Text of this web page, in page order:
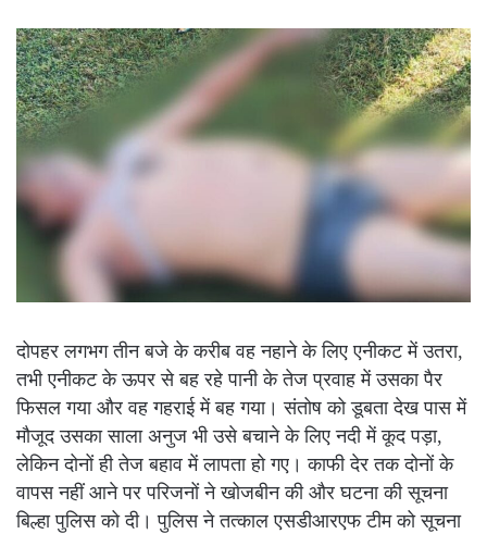
दोपहर लगभग तीन बजे के करीब वह नहाने के लिए एनीकट में उतरा,
तभी एनीकट के ऊपर से बह रहे पानी के तेज प्रवाह में उसका पैर
फिसल गया और वह गहराई में बह गया। संतोष को डूबता देख पास में
मौजूद उसका साला अनुज भी उसे बचाने के लिए नदी में कूद पड़ा,
लेकिन दोनों ही तेज बहाव में लापता हो गए। काफी देर तक दोनों के
वापस नहीं आने पर परिजनों ने खोजबीन की और घटना की सूचना
बिल्हा पुलिस को दी। पुलिस ने तत्काल एसडीआरएफ टीम को सूचना